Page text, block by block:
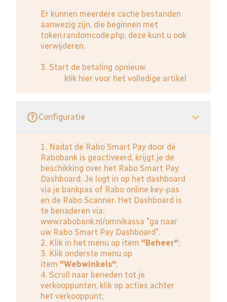
Er kunnen meerdere cache bestanden
aanwezig zijn, die beginnen met
token.randomcode.php, deze kunt u ook
verwijderen.
3. Start de betaling opnieuw.
klik hier voor het volledige artikel
Configuratie
1. Nadat de Rabo Smart Pay door de
Rabobank is geactiveerd, krijgt je de
beschikking over het Rabo Smart Pay
Dashboard. Je logt in op het dashboard
via je bankpas of Rabo online key-pas
en de Rabo Scanner. Het Dashboard is
te benaderen via:
www.rabobank.nl/omnikassa "ga naar
uw Rabo Smart Pay Dashboard".
2. Klik in het menu op item "Beheer";
3. Klik onderste menu op
item "Webwinkels";
4. Scroll naar beneden tot je
verkooppunten, klik op acties achter
het verkooppunt;